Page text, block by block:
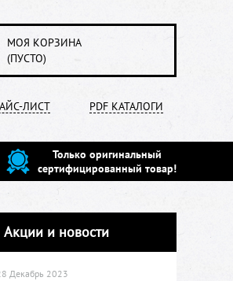
МОЯ КОРЗИНА
(ПУСТО)
ЛИСТ PDF КАТАЛОГИ
Только оригинальный
сертифицированный товар!
Акции и новости
Декабрь 2023